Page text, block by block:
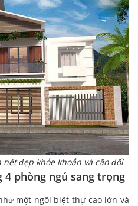
đẹp khỏe khoắn và cân đối
phòng ngủ sang trọng
một ngôi biệt thự cao lớn và